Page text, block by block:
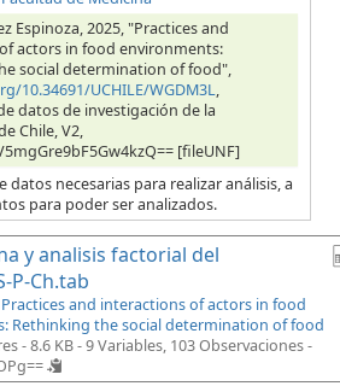
Espinoza, 2025, "Practices and
actors in food environments:
social determination of food",
10.34691/UCHILE/WGDM3L,
datos de investigación de la
Chile, V2,
[fileUNF]
datos necesarias para realizar análisis, a
para poder ser analizados.
y analisis factorial del
P-Ch.tab
Practices and interactions of actors in food
Rethinking the social determination of food
- 8.6 KB- 9 Variables, 103 Observaciones -